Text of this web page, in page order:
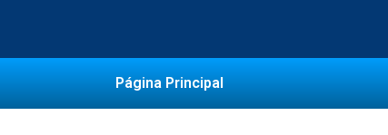
Página Principal